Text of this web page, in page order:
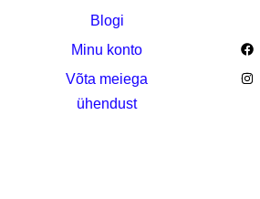
Blogi
Minu konto
Võta meiega
ühendust